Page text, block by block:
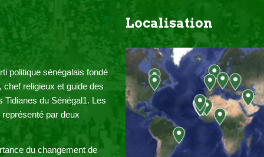
politique sénégalais fondé
religieux et guide des
Tidianes du Sénégal1. Les
par deux
du changement de
Localisation